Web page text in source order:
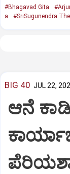
#Bhagavad Gita
a
#SriSugunendra
BIG 40 JUL 22,
ಆನೆ